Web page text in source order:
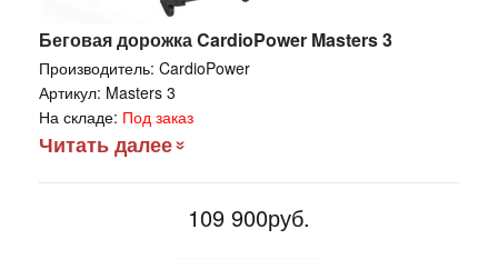
Беговая дорожка CardioPower Masters 3
Производитель: CardioPower
Артикул: Masters 3
На складе: Под заказ
Читать далее
109 900руб.